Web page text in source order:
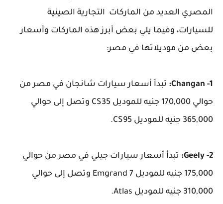
المصري العديد من الماركات التجارية الصينية
للسيارات، وفيما يلي بعض أبرز هذه الماركات وأسعار
بعض من موديلاتها في مصر:
1- Changan:
تبدأ أسعار سيارات شانجان في مصر من
حوالي 170,000 جنيه للموديل CS35 وتصل إلى حوالي
365,000 جنيه للموديل CS95.
2- Geely:
تبدأ أسعار سيارات جيلي في مصر من حوالي
175,000 جنيه للموديل Emgrand 7 وتصل إلى حوالي
310,000 جنيه للموديل Atlas.